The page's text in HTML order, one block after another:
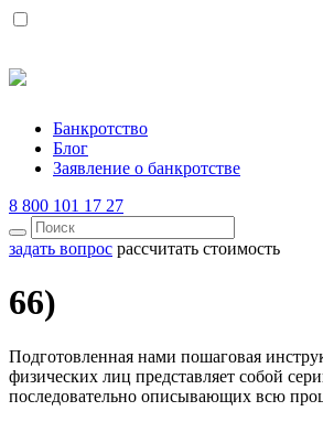
Банкротство
Блог
Заявление о банкротстве
8 800 101 17 27
задать вопрос рассчитать стоимость
66)
Подготовленная нами пошаговая
физических лиц представляет собой
последовательно описывающих всю